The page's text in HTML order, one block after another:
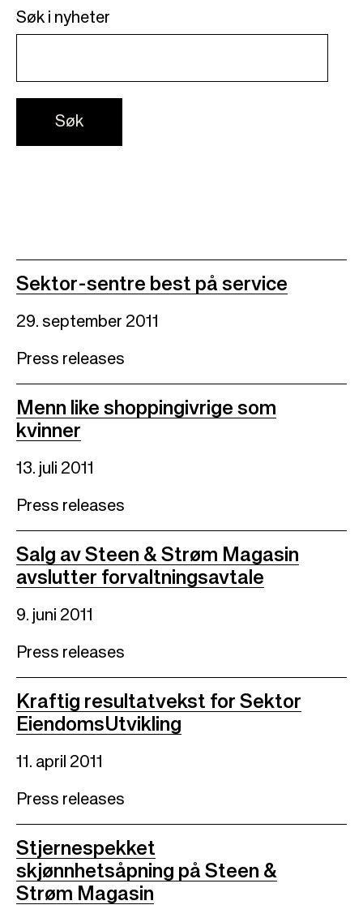
e
a
c
r
m
Søk i nyheter
Sektor-sentre best på service
29. september 2011
Press releases
Menn like shoppingivrige som
kvinner
13. juli 2011
Press releases
Salg av Steen & Strøm Magasin
avslutter forvaltningsavtale
9. juni 2011
Press releases
Kraftig resultatvekst for Sektor
EiendomsUtvikling
11. april 2011
Press releases
Stjernespekket
skjønnhetsåpning på Steen &
Strøm Magasin